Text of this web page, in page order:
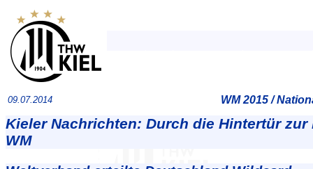
09.07.2014 WM 2015 /
Kieler Nachrichten: Durch die Hintertür zur
WM